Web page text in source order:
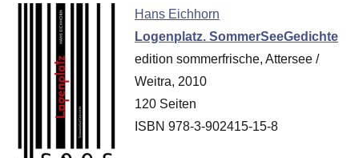
Hans Eichhorn
Logenplatz. SommerSeeGedichte
edition sommerfrische, Attersee /
Weitra, 2010
120 Seiten
ISBN 978-3-902415-15-8